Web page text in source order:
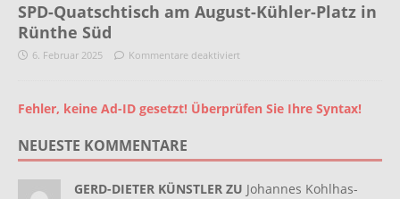
SPD-Quatschtisch am August-Kühler-Platz in
Rünthe Süd
6. Februar 2025 Kommentare deaktiviert
Fehler, keine Ad-ID gesetzt! Überprüfen Sie Ihre Syntax!
NEUESTE KOMMENTARE
GERD-DIETER KÜNSTLER ZU Johannes Kohlhas-